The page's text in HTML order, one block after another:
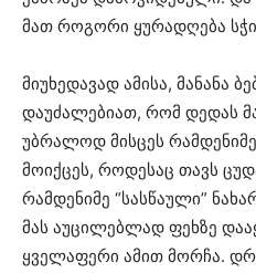
მათ როგორი ყურადღება
მიუხედავად ამისა, მანანა
დაუძალებიათ, რომ დედას
უბრალოდ მისცეს
მოიქცეს, როდესაც თავს
რამდენიმე “სასწაული”
მას აუცილებლად ფეხზე
ყველაფერი ამით მორჩა.